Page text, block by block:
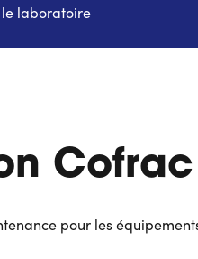
laboratoire
pour les